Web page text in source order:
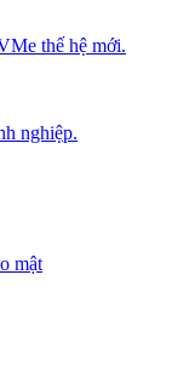
thế hệ mới.
nghiệp.
mật